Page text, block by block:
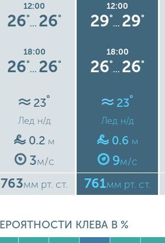
12:00
26°
… 26°
18:00
26°
… 26°
23°
Лед н/д
0.2 м
3м/с
763мм рт. ст.
12:00
29°
… 29°
18:00
26°
… 26°
23°
Лед н/д
0.6 м
9м/с
761мм рт. ст.
КЛЕВА В %